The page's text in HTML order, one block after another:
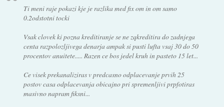
Ti meni raje pokazi kje je razlika med fix om in om samo
0.2odstotni tocki
Vsak clovek ki pozna kreditiranje se ne zqkreditira do zadnjega
centa razpolozljivega denarja ampak si pusti lufta vsaj 30 do 50
procentov anuitete..... Razen ce bos jedel kruh in pasteto 15 let...
Ce visek prekanaliziras v predcasno odplacevanje prvih 25
postov casa odplacevanja obicajno pri spremenljivi prpfotiras
masivno napram fiksni...